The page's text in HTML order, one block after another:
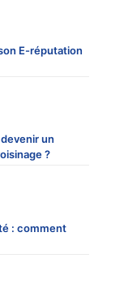
E-réputation
un
?
: comment